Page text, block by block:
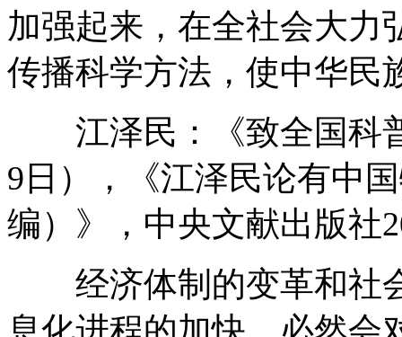
加强起来，在全社会大力
传播科学方法，使中华民
江泽民：《致全国科普
9日），《江泽民论有中
编）》，中央文献出版社
经济体制的变革和社